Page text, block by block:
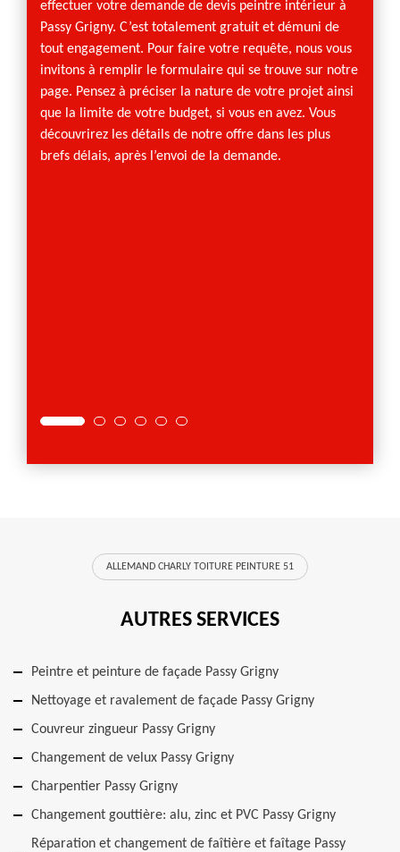
effectuer votre demande de devis peintre intérieur à
Passy Grigny. C’est totalement gratuit et démuni de
tout engagement. Pour faire votre requête, nous vous
invitons à remplir le formulaire qui se trouve sur notre
page. Pensez à préciser la nature de votre projet ainsi
que la limite de votre budget, si vous en avez. Vous
découvrirez les détails de notre offre dans les plus
brefs délais, après l’envoi de la demande.
ALLEMAND CHARLY TOITURE PEINTURE 51
AUTRES SERVICES
Peintre et peinture de façade Passy Grigny
Nettoyage et ravalement de façade Passy Grigny
Couvreur zingueur Passy Grigny
Changement de velux Passy Grigny
Charpentier Passy Grigny
Changement gouttière: alu, zinc et PVC Passy Grigny
Réparation et changement de faîtière et faîtage Passy